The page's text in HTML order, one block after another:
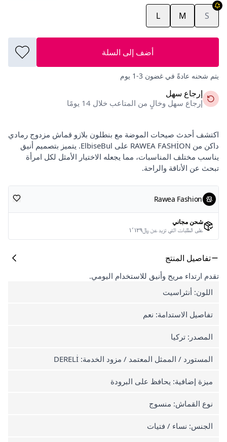
S
M
L
أضف إلى السلة
يتم شحنه عادةً في غضون 3-1 يوم
إرجاع سهل
إرجاع سهل وخالٍ من المتاعب خلال 14 يومًا
اكتشف أحدث صيحات الموضة مع بنطلون بلازو قماش مزدوج رمادي
داكن من RAWEA FASHİON على ElbiseBul. يتميز بتصميم أنيق
يناسب مختلف المناسبات، مما يجعله الاختيار الأمثل لكل امرأة
تبحث عن الأناقة والراحة.
Rawea Fashion
شحن مجاني
على الطلبات التي تزيد عن ﷼١٬١٢٩
تفاصيل المنتج
تقدم ارتداء مريح وأنيق للاستخدام اليومي.
اللون: أنثراسيت
تفاصيل الاستدامة: نعم
المصدر: تركيا
المستورد / الممثل المعتمد / مزود الخدمة: DERELİ
ميزة إضافية: يحافظ على البرودة
نوع القماش: منسوج
الجنس: نساء / فتيات